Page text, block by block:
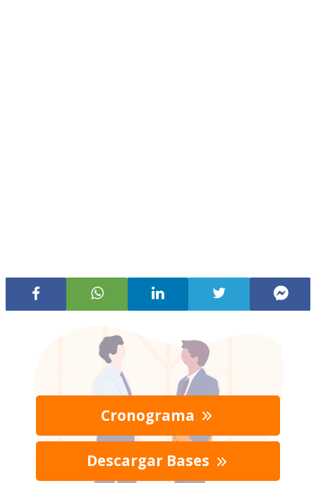
Cronograma
Descargar Bases